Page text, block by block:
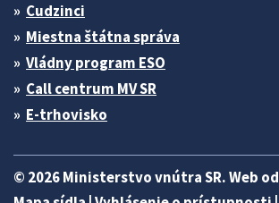
Cudzinci
Miestna štátna správa
Vládny program ESO
Call centrum MV SR
E-trhovisko
© 2026 Ministerstvo vnútra SR. Web od